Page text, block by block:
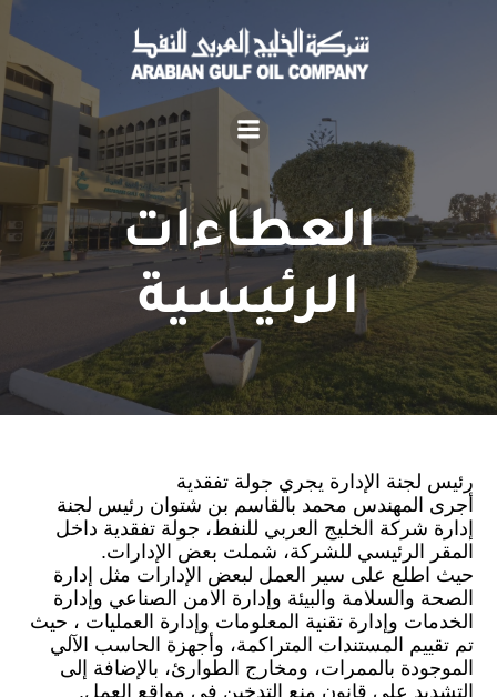
العطاءات
الرئيسية
رئيس لجنة الإدارة يجري جولة تفقدية
أجرى المهندس محمد بالقاسم بن شتوان رئيس لجنة
إدارة شركة الخليج العربي للنفط، جولة تفقدية داخل
المقر الرئيسي للشركة، شملت بعض الإدارات.
حيث اطلع على سير العمل لبعض الإدارات مثل إدارة
الصحة والسلامة والبيئة وإدارة الامن الصناعي وإدارة
الخدمات وإدارة تقنية المعلومات وإدارة العمليات ، حيث
تم تقييم المستندات المتراكمة، وأجهزة الحاسب الآلي
الموجودة بالممرات، ومخارج الطوارئ، بالإضافة إلى
التشديد على قانون منع التدخين في مواقع العمل.